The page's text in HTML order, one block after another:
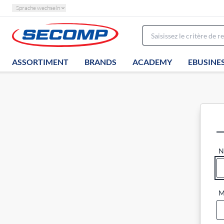
Sprache wechseln
ASSORTIMENT BRANDS ACADEMY